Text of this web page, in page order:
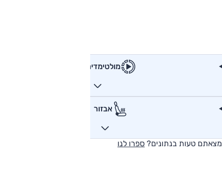
מולטימדיה
אבזור
מצאתם טעות בנתונים? ספרו לנו